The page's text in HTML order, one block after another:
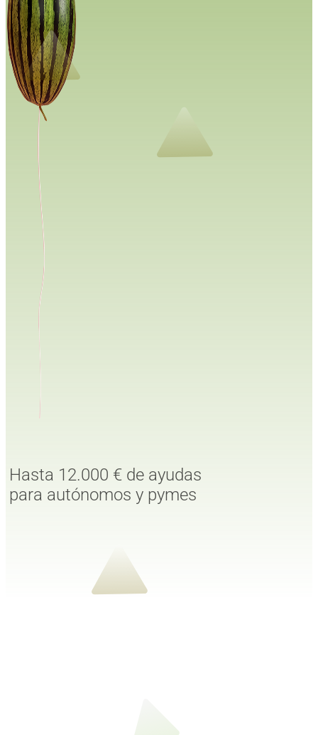
Hasta 12.000 € de ayudas
para autónomos y pymes